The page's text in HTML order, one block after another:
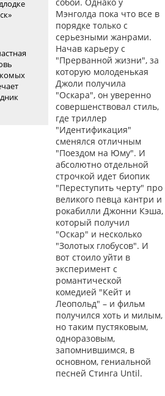
Мэнголда пока что все в
порядке только с
серьезными жанрами.
Начав карьеру с
"Прерванной жизни", за
которую молоденькая
Джоли получила
"Оскара", он уверенно
совершенствовал стиль,
где триллер
"Идентификация"
сменялся отличным
"Поездом на Юму". И
абсолютно отдельной
строчкой идет биопик
"Переступить черту" про
великого певца кантри и
рокабилли Джонни Кэша,
который получил
"Оскар" и несколько
"Золотых глобусов". И
вот стоило уйти в
эксперимент с
романтической
комедией "Кейт и
Леопольд" – и фильм
получился хоть и милым,
но таким пустяковым,
одноразовым,
запомнившимся, в
основном, гениальной
песней Стинга Until.